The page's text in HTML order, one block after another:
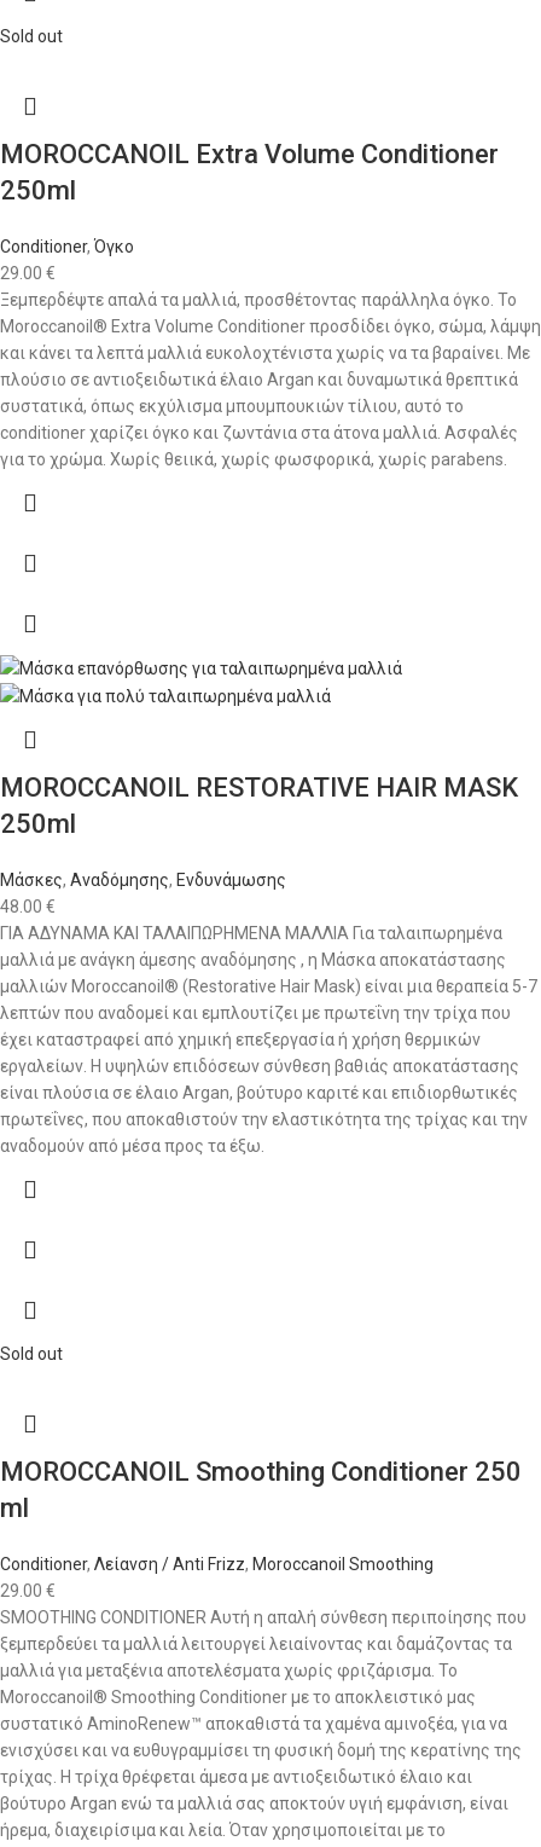
Sold out
MOROCCANOIL Extra Volume Conditioner
250ml
Conditioner, Όγκο
29.00 €
Ξεμπερδέψτε απαλά τα μαλλιά, προσθέτοντας παράλληλα όγκο. Το
Moroccanoil® Extra Volume Conditioner προσδίδει όγκο, σώμα, λάμψη
και κάνει τα λεπτά μαλλιά ευκολοχτένιστα χωρίς να τα βαραίνει. Με
πλούσιο σε αντιοξειδωτικά έλαιο Argan και δυναμωτικά θρεπτικά
συστατικά, όπως εκχύλισμα μπουμπουκιών τίλιου, αυτό το
conditioner χαρίζει όγκο και ζωντάνια στα άτονα μαλλιά. Ασφαλές
για το χρώμα. Χωρίς θειικά, χωρίς φωσφορικά, χωρίς parabens.
MOROCCANOIL RESTORATIVE HAIR MASK
250ml
Μάσκες, Αναδόμησης, Ενδυνάμωσης
48.00 €
ΓΙΑ ΑΔΥΝΑΜΑ ΚΑΙ ΤΑΛΑΙΠΩΡΗΜΕΝΑ ΜΑΛΛΙΑ Για ταλαιπωρημένα
μαλλιά με ανάγκη άμεσης αναδόμησης , η Μάσκα αποκατάστασης
μαλλιών Moroccanoil® (Restorative Hair Mask) είναι μια θεραπεία 5-7
λεπτών που αναδομεί και εμπλουτίζει με πρωτεΐνη την τρίχα που
έχει καταστραφεί από χημική επεξεργασία ή χρήση θερμικών
εργαλείων. Η υψηλών επιδόσεων σύνθεση βαθιάς αποκατάστασης
είναι πλούσια σε έλαιο Αrgan, βούτυρο καριτέ και επιδιορθωτικές
πρωτεΐνες, που αποκαθιστούν την ελαστικότητα της τρίχας και την
αναδομούν από μέσα προς τα έξω.
Sold out
MOROCCANOIL Smoothing Conditioner 250
ml
Conditioner, Λείανση / Anti Frizz, Moroccanoil Smoothing
29.00 €
SMOOTHING CONDITIONER Αυτή η απαλή σύνθεση περιποίησης που
ξεμπερδεύει τα μαλλιά λειτουργεί λειαίνοντας και δαμάζοντας τα
μαλλιά για μεταξένια αποτελέσματα χωρίς φριζάρισμα. To
Moroccanoil® Smoothing Conditioner με το αποκλειστικό μας
συστατικό AminoRenew™ αποκαθιστά τα χαμένα αμινοξέα, για να
ενισχύσει και να ευθυγραμμίσει τη φυσική δομή της κερατίνης της
τρίχας. Η τρίχα θρέφεται άμεσα με αντιοξειδωτικό έλαιο και
βούτυρο Argan ενώ τα μαλλιά σας αποκτούν υγιή εμφάνιση, είναι
ήρεμα, διαχειρίσιμα και λεία. Όταν χρησιμοποιείται με το